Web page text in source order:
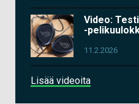
Video:
-
11.2.2026
Lisää videoita